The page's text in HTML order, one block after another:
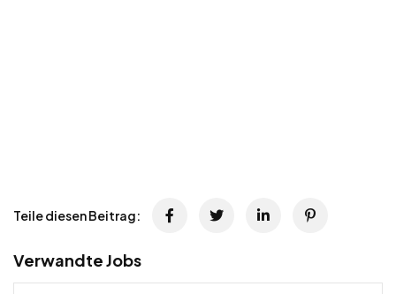
Teile diesen Beitrag:
Verwandte Jobs